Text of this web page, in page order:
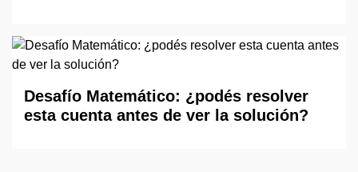
Desafío Matemático: ¿podés resolver
esta cuenta antes de ver la solución?